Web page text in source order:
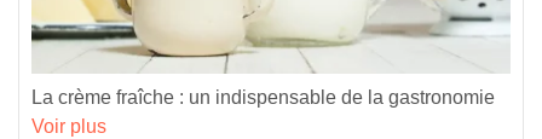
La crème fraîche : un indispensable de la gastronomie
Voir plus